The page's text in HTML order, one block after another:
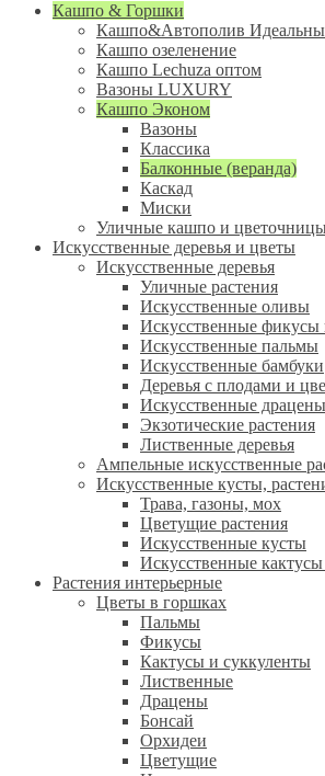
Кашпо & Горшки
Кашпо&Автополив
Кашпо озеленение
Кашпо Lechuza оптом
Вазоны LUXURY
Кашпо Эконом
Вазоны
Классика
Балконные (веранда)
Каскад
Миски
Уличные кашпо и
Искусственные деревья и цветы
Искусственные деревья
Уличные растения
Искусственные оливы
Искусственные фикусы
Искусственные пальмы
Искусственные бамбуки
Деревья с плодами и
Искусственные драцены
Экзотические растения
Лиственные деревья
Ампельные искусственные
Искусственные кусты,
Трава, газоны, мох
Цветущие растения
Искусственные кусты
Искусственные
Растения интерьерные
Цветы в горшках
Пальмы
Фикусы
Кактусы и суккуленты
Лиственные
Драцены
Бонсай
Орхидеи
Цветущие